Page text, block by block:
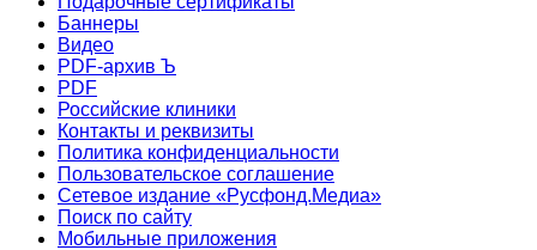
Баннеры
Видео
PDF-архив Ъ
PDF
Российские клиники
Контакты и реквизиты
Политика конфиденциальности
Пользовательское соглашение
Сетевое издание «Русфонд.Медиа»
Поиск по сайту
Мобильные приложения